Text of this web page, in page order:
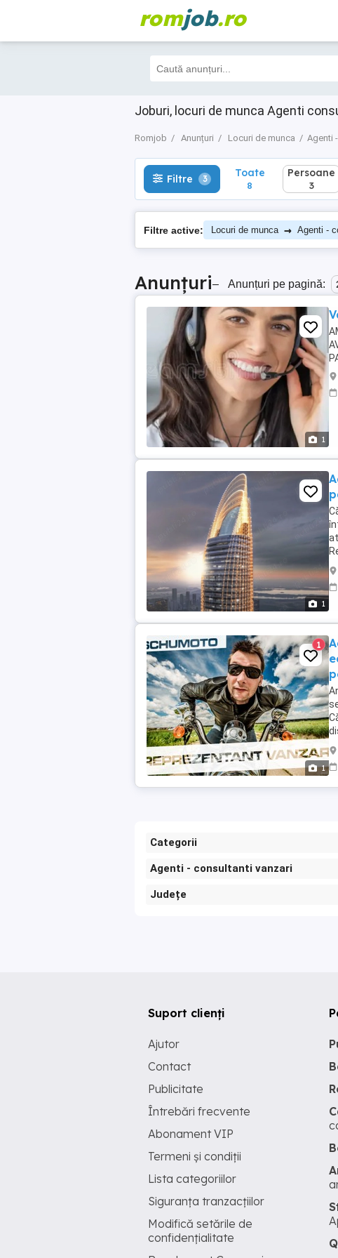
romjob.ro
Joburi, locuri de munca Agenti
Romjob Anunțuri Locuri de munca Agenti
Filtre 3 Toate
8
Filtre 3 Toate
8
Persoane
3
Filtre active: Locuri de munca → Agenti -
Anunțuri– Anunțuri pe pagină:
1
1
- ...
1
1
Categorii
Agenti - consultanti vanzari
Județe
Suport clienți
Ajutor
Contact
Publicitate
Întrebări frecvente
Abonament VIP
Termeni și condiții
Lista categoriilor
Siguranța tranzacțiilor
Modifică setările de
confidențialitate